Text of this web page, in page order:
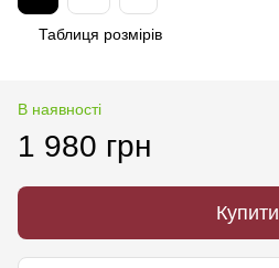
Таблиця розмірів
В наявності
1 980 грн
Купити